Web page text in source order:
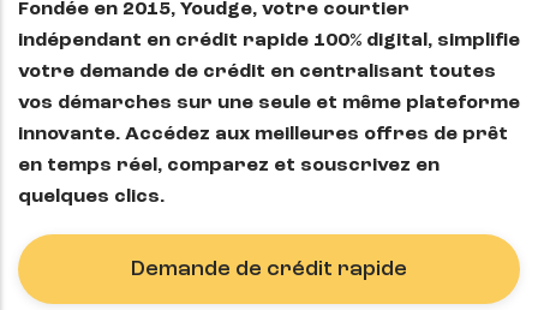
Fondée en 2015, Youdge, votre courtier
indépendant en crédit rapide 100% digital, simplifie
votre demande de crédit en centralisant toutes
vos démarches sur une seule et même plateforme
innovante. Accédez aux meilleures offres de prêt
en temps réel, comparez et souscrivez en
quelques clics.
Demande de crédit rapide